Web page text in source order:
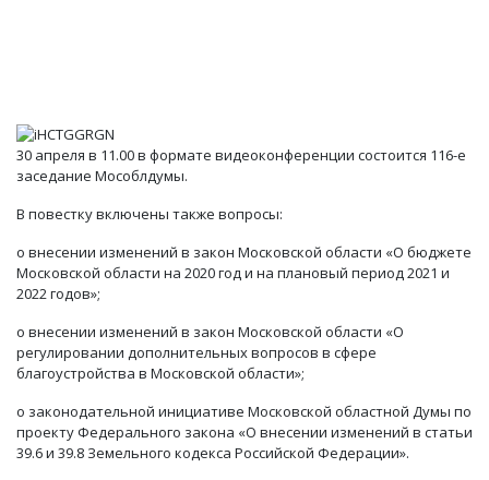
30 апреля в 11.00 в формате видеоконференции состоится 116-е
заседание Мособлдумы.
В повестку включены также вопросы:
о внесении изменений в закон Московской области «О бюджете
Московской области на 2020 год и на плановый период 2021 и
2022 годов»;
о внесении изменений в закон Московской области «О
регулировании дополнительных вопросов в сфере
благоустройства в Московской области»;
о законодательной инициативе Московской областной Думы по
проекту Федерального закона «О внесении изменений в статьи
39.6 и 39.8 Земельного кодекса Российской Федерации».